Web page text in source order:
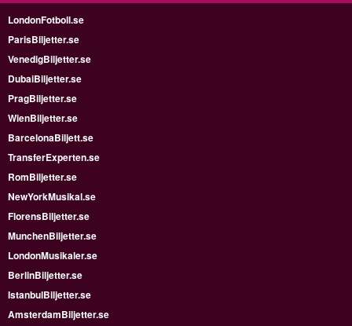
LondonFotboll.se
ParisBiljetter.se
VenedigBiljetter.se
DubaiBiljetter.se
PragBiljetter.se
WienBiljetter.se
BarcelonaBiljett.se
TransferExperten.se
RomBiljetter.se
NewYorkMusikal.se
FlorensBiljetter.se
MunchenBiljetter.se
LondonMusikaler.se
BerlinBiljetter.se
IstanbulBiljetter.se
AmsterdamBiljetter.se